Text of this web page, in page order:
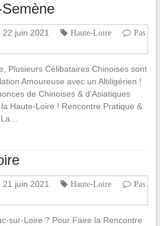
22 juin 2021 Haute-Loire
Pas
Plusieurs Célibataires Chinoises sont
Amoureuse avec un Altiligérien !
de Chinoises & d’Asiatiques
Haute-Loire ! Rencontre Pratique &
21 juin 2021 Haute-Loire
Pas
sur-Loire ? Pour Faire la Rencontre